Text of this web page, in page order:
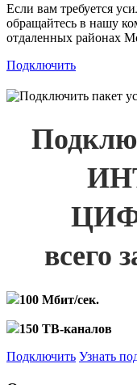
Если вам требуется
обращайтесь в нашу
отдаленных районах
Подключить
всего
100 Мбит/сек.
150 ТВ-каналов
Подключить Узнать